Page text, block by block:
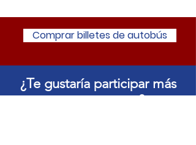
Comprar billetes de autobús
¿Te gustaría participar más
en este evento?